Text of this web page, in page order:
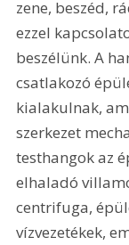
zene, beszéd,
ezzel
beszélünk. A
csatlakozó
kialakulnak,
szerkezet
testhangok az
elhaladó
centrifuga,
vízvezetékek,